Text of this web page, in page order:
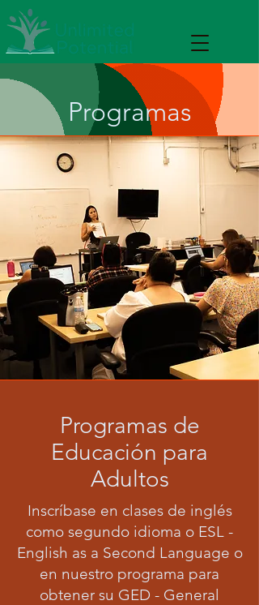
Programas
Programas de
Educación para
Adultos
Inscríbase en clases de inglés
como segundo idioma o ESL -
English as a Second Language o
en nuestro programa para
obtener su GED - General